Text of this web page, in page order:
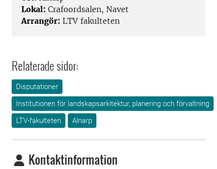
Lokal: Crafoordsalen, Navet
Arrangör: LTV fakulteten
Relaterade sidor:
Disputationer
Institutionen för landskapsarkitektur, planering och förvaltning
LTV-fakulteten
Alnarp
Kontaktinformation